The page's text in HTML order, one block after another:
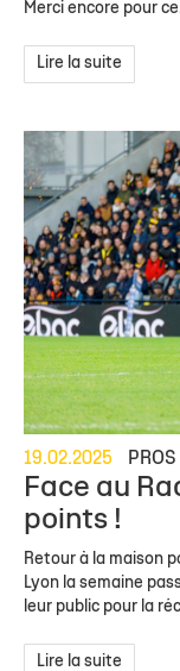
Merci encore pour
Lire la suite
19.02.2025 PROS
Face au
points !
Retour à la maison
Lyon la semaine
leur public pour la
Lire la suite